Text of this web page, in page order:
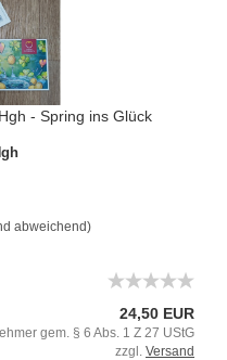
- Spring ins Glück
abweichend)
24,50 EUR
gem. § 6 Abs. 1 Z 27 UStG
zzgl. Versand